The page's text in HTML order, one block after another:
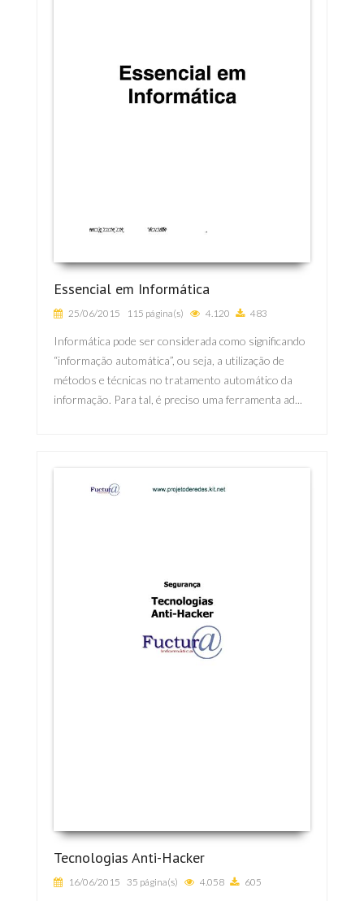
Essencial em Informática
25/06/2015 115 página(s) 4.120 483
Informática pode ser considerada como significando
“informação automática”, ou seja, a utilização de
métodos e técnicas no tratamento automático da
informação. Para tal, é preciso uma ferramenta ad...
Tecnologias Anti-Hacker
16/06/2015 35 página(s) 4.058 605